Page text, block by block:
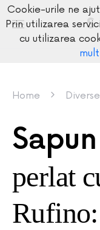
Home Diverse
perlat
Cookie-urile ne
Prin utilizarea
cu utilizarea
mult